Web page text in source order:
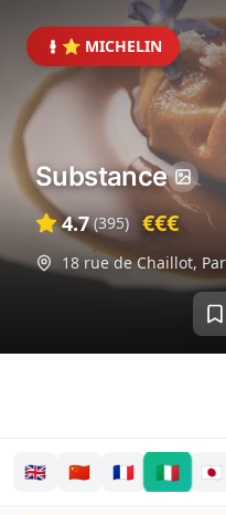
⭐ MICHELIN
Substance
4.7 (395) €€€
18 rue de Chaillot,
🇬🇧 🇨🇳 🇫🇷 🇮🇹 🇯🇵